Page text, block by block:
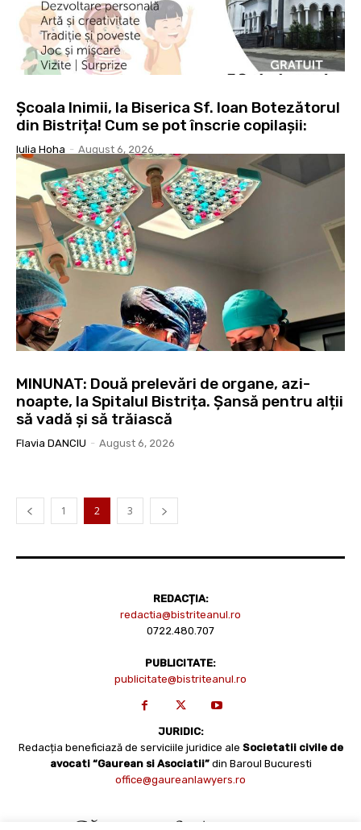
Școala Inimii, la Biserica Sf. Ioan Botezătorul
din Bistrița! Cum se pot înscrie copilașii:
Iulia Hoha - August 6, 2026
MINUNAT: Două prelevări de organe, azi-
noapte, la Spitalul Bistrița. Șansă pentru alții
să vadă și să trăiască
Flavia DANCIU - August 6, 2026
1 2 3
REDACȚIA:
redactia@bistriteanul.ro
0722.480.707
PUBLICITATE:
publicitate@bistriteanul.ro
JURIDIC:
Redacția beneficiază de serviciile juridice ale Societatii civile de
avocati “Gaurean si Asociatii” din Baroul Bucuresti
office@gaureanlawyers.ro